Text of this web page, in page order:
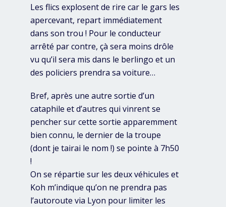
Les flics explosent de rire car le gars les
apercevant, repart immédiatement
dans son trou ! Pour le conducteur
arrêté par contre, çà sera moins drôle
vu qu’il sera mis dans le berlingo et un
des policiers prendra sa voiture…
Bref, après une autre sortie d’un
cataphile et d’autres qui vinrent se
pencher sur cette sortie apparemment
bien connu, le dernier de la troupe
(dont je tairai le nom !) se pointe à 7h50
!
On se répartie sur les deux véhicules et
Koh m’indique qu’on ne prendra pas
l’autoroute via Lyon pour limiter les